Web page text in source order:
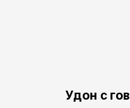
Удон с